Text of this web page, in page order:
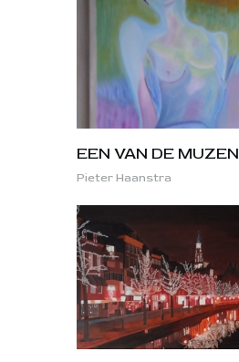
EEN VAN DE MUZEN
Pieter Haanstra